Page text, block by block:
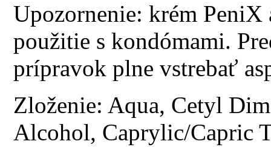
Upozornenie: krém PeniX
použitie s kondómami.
prípravok plne vstrebať
Zloženie: Aqua, Cetyl
Alcohol, Caprylic/Capric